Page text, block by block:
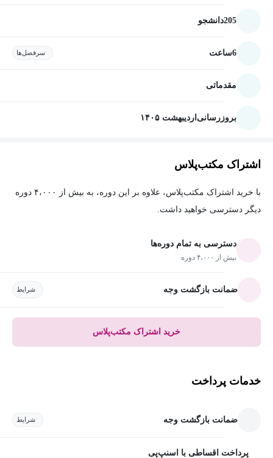
205دانشجو
6ساعت سرفصل‌ها
مقدماتی
بروزرسانی اردیبهشت ۱۴۰۵
اشتراک مکتب‌پلاس
با خرید اشتراک مکتب‌پلاس، علاوه بر این دوره، به بیش از ۴،۰۰۰ دوره
دیگر دسترسی خواهید داشت.
دسترسی به تمام دوره‌ها
بیش از ۴،۰۰۰ دوره
ضمانت بازگشت وجه شرایط
خرید اشتراک مکتب‌پلاس
خدمات پرداخت
ضمانت بازگشت وجه شرایط
پرداخت اقساطی با اسنپ‌پی